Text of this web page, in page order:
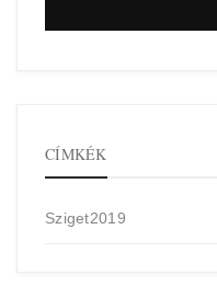
CÍMKÉK
Sziget2019